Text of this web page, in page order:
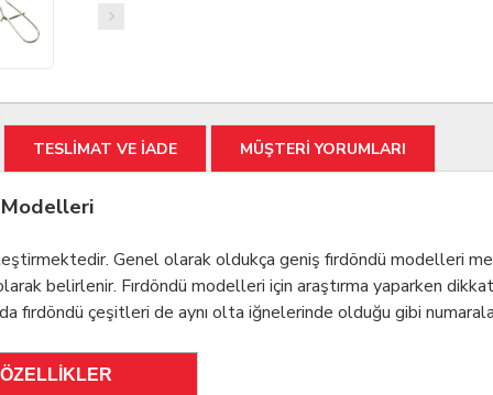
TESLİMAT VE İADE MÜŞTERİ YORUMLARI
Modelleri
Genel olarak oldukça geniş fırdöndü modelleri
belirlenir. Fırdöndü modelleri için araştırma yaparken
fırdöndü çeşitleri de aynı olta iğnelerinde olduğu gibi
ÖZELLİKLER